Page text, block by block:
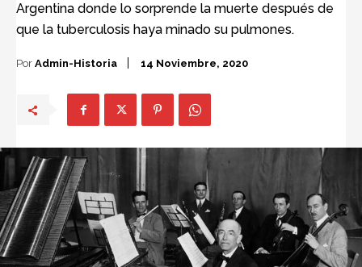
Argentina donde lo sorprende la muerte después de
que la tuberculosis haya minado su pulmones.
Por Admin-Historia 14 Noviembre, 2020